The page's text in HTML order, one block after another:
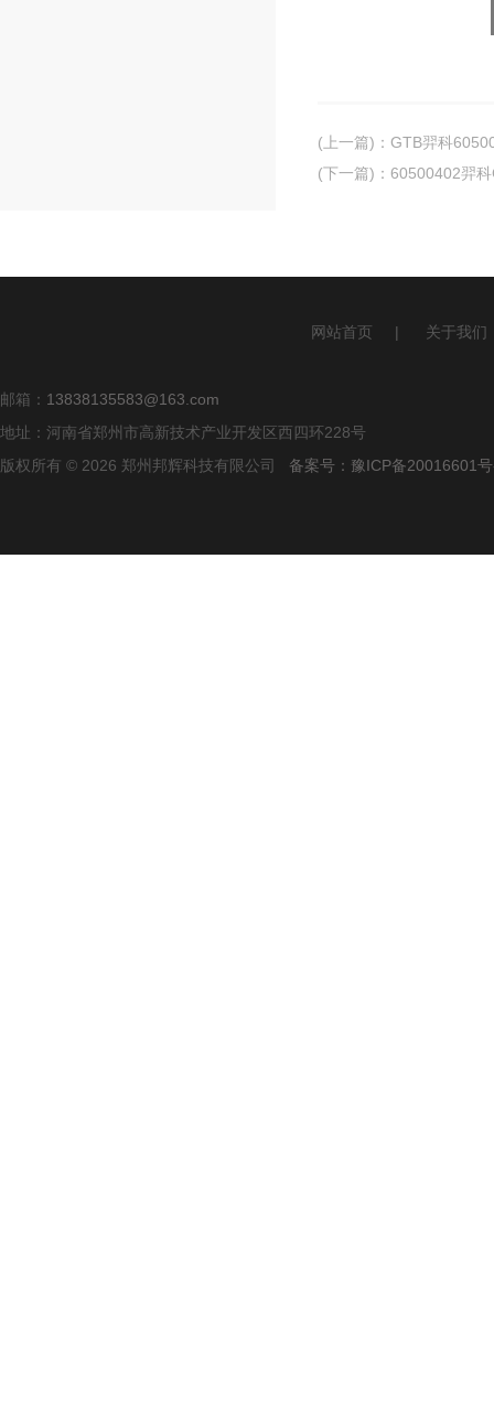
(上一篇) ： GTB羿科
(下一篇) ： 60500402羿
网站首页 | 关于我们
邮箱： 13838135583@163.com
地址：河南省郑州市高新技术产业开发区西四环228号
版权所有 © 2026 郑州邦辉科技有限公司 备案号：豫ICP备20016601